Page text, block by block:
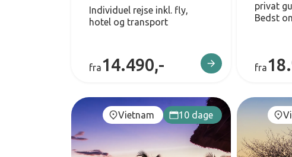
Individuel rejse inkl. fly,
hotel og transport
fra14.490,-
privat
Bedst
fra
Vietnam 10 dage